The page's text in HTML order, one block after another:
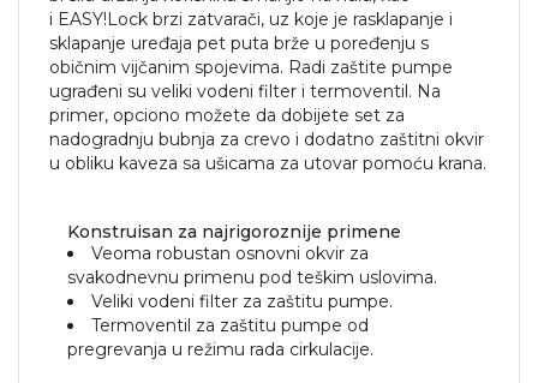
i EASY!Lock brzi zatvarači, uz koje je rasklapanje i
sklapanje uređaja pet puta brže u poređenju s
običnim vijčanim spojevima. Radi zaštite pumpe
ugrađeni su veliki vodeni filter i termoventil. Na
primer, opciono možete da dobijete set za
nadogradnju bubnja za crevo i dodatno zaštitni okvir
u obliku kaveza sa ušicama za utovar pomoću krana.
Konstruisan za najrigoroznije primene
Veoma robustan osnovni okvir za
svakodnevnu primenu pod teškim uslovima.
Veliki vodeni filter za zaštitu pumpe.
Termoventil za zaštitu pumpe od
pregrevanja u režimu rada cirkulacije.